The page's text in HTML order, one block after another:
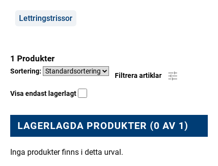
Kategorier
Lettringstrissor
1 Produkter
Sortering:
Filtrera artiklar
Visa endast lagerlagt
LAGERLAGDA PRODUKTER (0 AV 1)
Inga produkter finns i detta urval.